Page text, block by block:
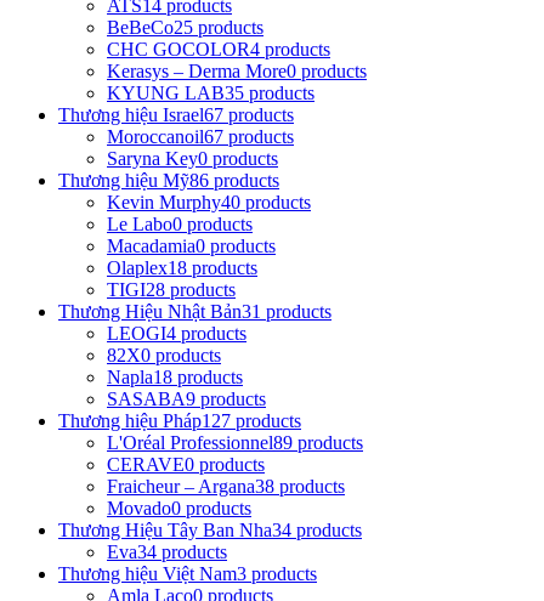
ATS14 products
BeBeCo25 products
CHC GOCOLOR4 products
Kerasys – Derma More0 products
KYUNG LAB35 products
Thương hiệu Israel67 products
Moroccanoil67 products
Saryna Key0 products
Thương hiệu Mỹ86 products
Kevin Murphy40 products
Le Labo0 products
Macadamia0 products
Olaplex18 products
TIGI28 products
Thương Hiệu Nhật Bản31 products
LEOGI4 products
82X0 products
Napla18 products
SASABA9 products
Thương hiệu Pháp127 products
L'Oréal Professionnel89 products
CERAVE0 products
Fraicheur – Argana38 products
Movado0 products
Thương Hiệu Tây Ban Nha34 products
Eva34 products
Thương hiệu Việt Nam3 products
Amla Laco0 products